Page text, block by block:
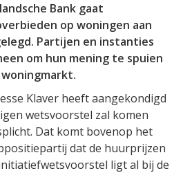
Bank gaat
op woningen aan
Partijen en instanties
om hun mening te spuien
Klaver heeft aangekondigd
wetsvoorstel zal komen
Dat komt bovenop het
dat de huurprijzen
ligt al bij de